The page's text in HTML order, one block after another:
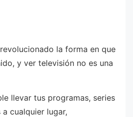
la forma en que
y ver televisión no es una
llevar tus programas, series
cualquier lugar,